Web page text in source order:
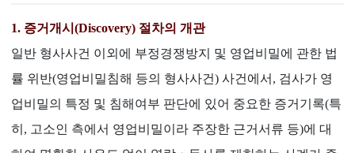
1. 증거개시(Discovery) 절차의 개관
일반 형사사건 이외에 부정경쟁방지 및 영업비밀에 관한 법
률 위반(영업비밀침해 등의 형사사건) 사건에서, 검사가 영
업비밀의 특정 및 침해여부 판단에 있어 중요한 증거기록(특
히, 고소인 측에서 영업비밀이라 주장한 근거서류 등)에 대